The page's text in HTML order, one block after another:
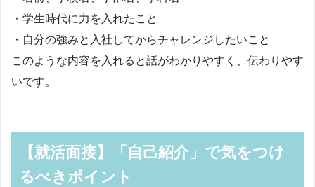
・学生時代に力を入れたこと
・自分の強みと入社してからチャレンジしたいこと
このような内容を入れると話がわかりやすく、伝わりやす
いです。
【就活面接】「自己紹介」で気をつけ
るべきポイント